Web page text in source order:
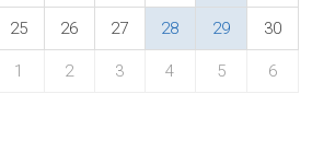
25 26 27 28 29 30
1 2 3 4 5 6